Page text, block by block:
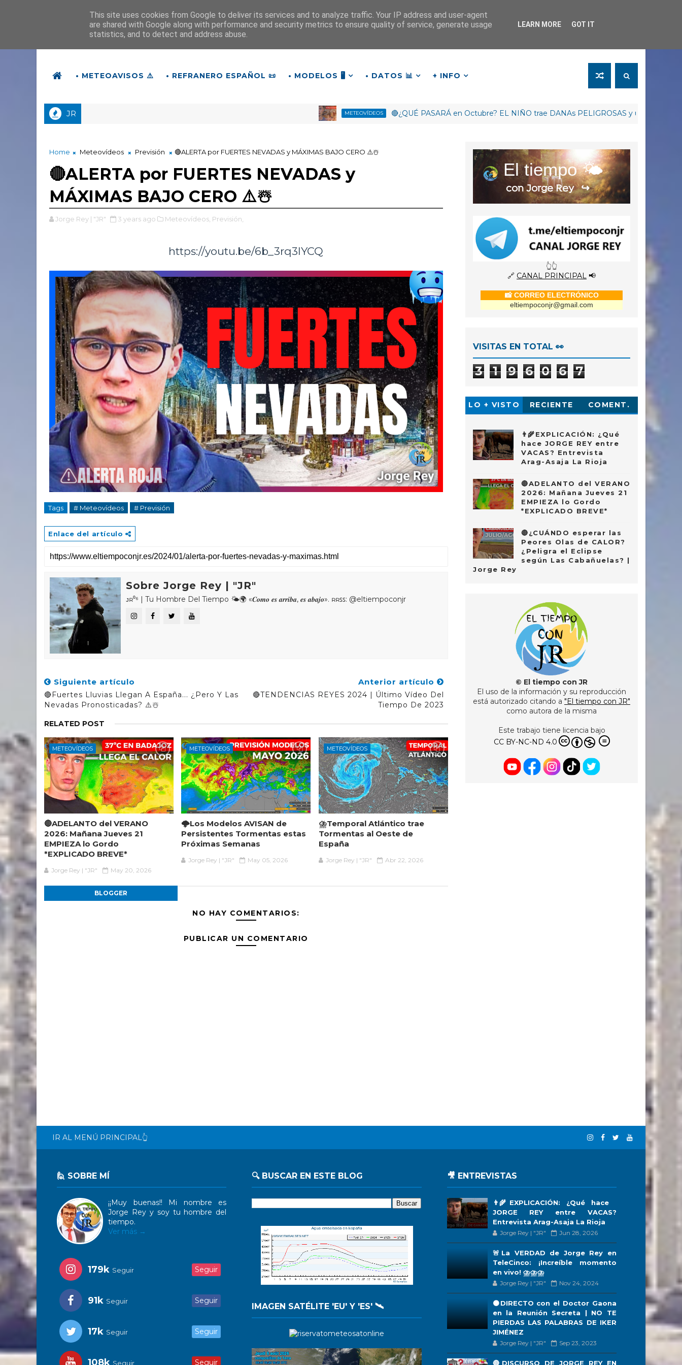
¡Buenos días madrugador!
• METEOAVISOS ⚠️ • REFRANERO ESPAÑOL 📜 • MODELOS 🖥️ • DATOS 📊 + INFO
JR METEOVÍDEOS 🔴¿QUÉ PASARÁ en Octubre? EL NIÑO trae DANAs PELIGROSAS y un Invierno
Home Meteovídeos Previsión 🔴ALERTA por FUERTES NEVADAS y MÁXIMAS BAJO CERO ⚠️☃️
🔴ALERTA por FUERTES NEVADAS y
MÁXIMAS BAJO CERO ⚠️☃️
Jorge Rey | "JR" 3 years ago Meteovídeos, Previsión,
https://youtu.be/6b_3rq3IYCQ
Tags # Meteovídeos # Previsión
Enlace del artículo
Sobre Jorge Rey | "JR"
ᴊʀ⁰⁶ | Tu Hombre Del Tiempo 🌤🌍 «𝑪𝒐𝒎𝒐 𝒆𝒔 𝒂𝒓𝒓𝒊𝒃𝒂, 𝒆𝒔 𝒂𝒃𝒂𝒋𝒐». ʀʀꜱꜱ: @eltiempoconjr
Siguiente artículo
🔴Fuertes Lluvias Llegan A España... ¿Pero Y Las
Nevadas Pronosticadas? ⚠️☃️
Anterior artículo
🔴TENDENCIAS REYES 2024 | Último Vídeo Del
Tiempo De 2023
RELATED POST
METEOVÍDEOS
🔴ADELANTO del VERANO
2026: Mañana Jueves 21
EMPIEZA lo Gordo
*EXPLICADO BREVE*
Jorge Rey | "JR" May 20, 2026
METEOVÍDEOS
🌩️Los Modelos AVISAN de
Persistentes Tormentas estas
Próximas Semanas
Jorge Rey | "JR" May 05, 2026
METEOVÍDEOS
⛈️Temporal Atlántico trae
Tormentas al Oeste de
España
Jorge Rey | "JR" Abr 22, 2026
BLOGGER
NO HAY COMENTARIOS:
PUBLICAR UN COMENTARIO
El tiempo 🌤️
con Jorge Rey ↪
👆👆
🔗 CANAL PRINCIPAL 📢
📸 CORREO ELECTRÓNICO
eltiempoconjr@gmail.com
VISITAS EN TOTAL 👀
3 1 9 6 0 6 7
LO + VISTO RECIENTE COMENT.
👨‍🌾EXPLICACIÓN: ¿Qué
hace JORGE REY entre
VACAS? Entrevista
Arag-Asaja La Rioja
🔴ADELANTO del VERANO
2026: Mañana Jueves 21
EMPIEZA lo Gordo
*EXPLICADO BREVE*
🔴¿CUÁNDO esperar las
Peores Olas de CALOR?
¿Peligra el Eclipse
según Las Cabañuelas? |
Jorge Rey
© El tiempo con JR
El uso de la información y su reproducción
está autorizado citando a "El tiempo con JR"
como autora de la misma
Este trabajo tiene licencia bajo
CC BY-NC-ND 4.0
IR AL MENÚ PRINCIPAL👆
🙋 SOBRE MÍ
¡¡Muy buenas!! Mi nombre es
Jorge Rey y soy tu hombre del
tiempo.
Ver más →
179k Seguir Seguir
91k Seguir Seguir
17k Seguir Seguir
108k Seguir Seguir
🔍 BUSCAR EN ESTE BLOG
IMAGEN SATÉLITE 'EU' Y 'ES' 🛰️
🎥 ENTREVISTAS
👨‍🌾EXPLICACIÓN: ¿Qué hace
JORGE REY entre VACAS?
Entrevista Arag-Asaja La Rioja
Jorge Rey | "JR" Jun 28, 2026
🚨La VERDAD de Jorge Rey en
TeleCinco: ¡Increíble momento
en vivo! ⛈️⛈️⛈️
Jorge Rey | "JR" Nov 24, 2024
🟠DIRECTO con el Doctor Gaona
en la Reunión Secreta | NO TE
PIERDAS LAS PALABRAS DE IKER
JIMÉNEZ
Jorge Rey | "JR" Sep 23, 2023
🔴DISCURSO DE JORGE REY EN
This site uses cookies from Google to deliver its services and to analyze traffic. Your IP address and user-agent
are shared with Google along with performance and security metrics to ensure quality of service, generate usage
statistics, and to detect and address abuse.
LEARN MORE GOT IT